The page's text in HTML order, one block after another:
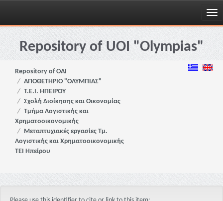
Skip
navigationRepository of UOI "Olympias"
Repository of OAI
ΑΠΟΘΕΤΗΡΙΟ "ΟΛΥΜΠΙΑΣ"
Τ.Ε.Ι. ΗΠΕΙΡΟΥ
Σχολή Διοίκησης και Οικονομίας
Τμήμα Λογιστικής και
Χρηματοοικονομικής
Μεταπτυχιακές εργασίες Τμ.
Λογιστικής και Χρηματοοικονομικής
ΤΕΙ Ηπείρου